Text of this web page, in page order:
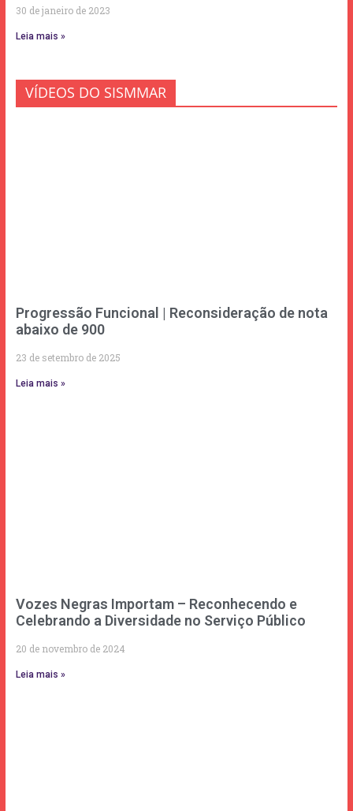
30 de janeiro de 2023
Leia mais »
VÍDEOS DO SISMMAR
Progressão Funcional | Reconsideração de nota
abaixo de 900
23 de setembro de 2025
Leia mais »
Vozes Negras Importam – Reconhecendo e
Celebrando a Diversidade no Serviço Público
20 de novembro de 2024
Leia mais »